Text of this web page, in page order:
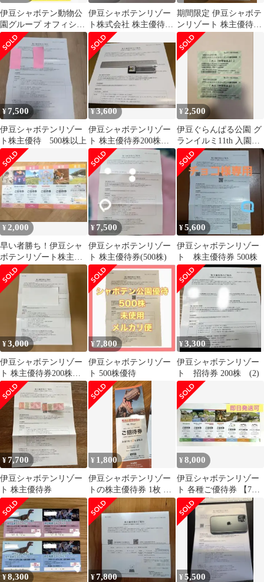
伊豆シャボテン動物公
園グループ オフィシャ
ルホテル限定チケット2
枚
伊豆シャボテンリゾー
ト株式会社 株主優待券
500株
期間限定 伊豆シャボテ
ンリゾート 株主優待券
500株以上
¥7,500
伊豆シャボテンリゾー
ト株主優待 500株以上
¥3,600
伊豆シャボテンリゾー
ト 株主優待券200株
2026/7/1～2027/6/30
¥ 2,500
伊豆ぐらんぱる公園 グ
ランイルミ11th 入園引
換券 大人2枚
¥ 2,000
早い者勝ち！伊豆シャ
ボテンリゾート株主優
待券 全日1名ご招待券
セット
¥7,500
伊豆シャボテンリゾー
ト 株主優待券(500株)
¥5,600
伊豆シャボテンリゾー
ト 株主優待券 500株
¥3,000
伊豆シャボテンリゾー
ト 株主優待券200株
2026/7/1～2027/6/30
¥ 7,800
伊豆シャボテンリゾー
ト 500株優待
¥3,300
伊豆シャボテンリゾー
ト 招待券 200株 (2)
¥7,700
伊豆シャボテンリゾー
ト 株主優待券
¥ 1,800
伊豆シャボテンリゾー
トの株主優待券 1枚 有
効期限2026年6月30日
¥8,000
伊豆シャボテンリゾー
ト 各種ご優待券 【7枚
入】【2027.6末まで】
¥8,300 ¥7,800 ¥5,500